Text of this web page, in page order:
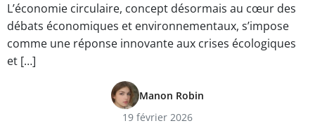
L’économie circulaire, concept désormais au cœur des
débats économiques et environnementaux, s’impose
comme une réponse innovante aux crises écologiques
et […]
Manon Robin
19 février 2026